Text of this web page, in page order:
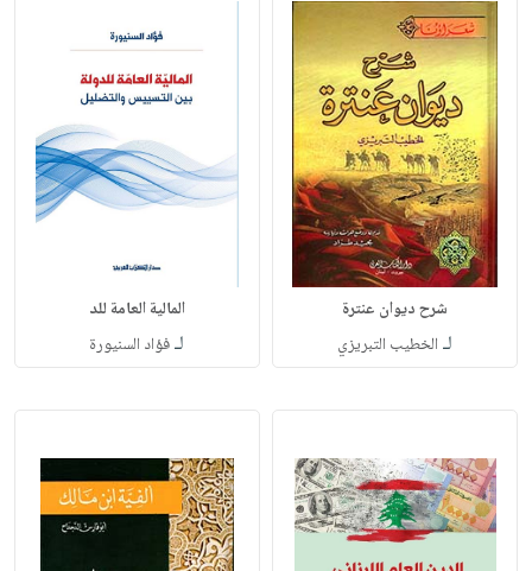
شرح ديوان عنترة
لـ الخطيب التبريزي
المالية العامة للد
لـفؤاد السنيورة